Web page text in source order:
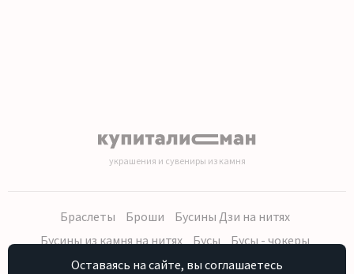
украшения и сувениры из камня
Браслеты Броши
Бусины Дзи на нитях
Бусины из камня на нитях
Бусы
Бусы - чокеры
Кольца, серьги
Кулоны Наборы (бусы, браслет, серьги)
Оставаясь на сайте, вы соглашаетесь